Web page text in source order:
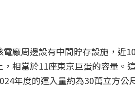
電廠周邊設有中間貯存設施，近
，相當於11座東京巨蛋的容量。
年度的運入量約為30萬立方公